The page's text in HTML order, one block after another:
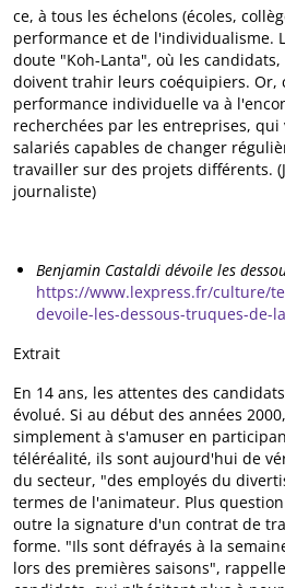
ce, à tous les échelons (écoles,
performance et de l'individualisme.
doute "Koh-Lanta", où les
doivent trahir leurs coéquipiers. Or,
performance individuelle va à
recherchées par les entreprises,
salariés capables de changer
travailler sur des projets différents.
journaliste)
Benjamin Castaldi dévoile les
https://www.lexpress.fr/culture/
devoile-les-dessous-truques-de-
Extrait
En 14 ans, les attentes des
évolué. Si au début des années
simplement à s'amuser en
téléréalité, ils sont aujourd'hui de
du secteur, "des employés du
termes de l'animateur. Plus
outre la signature d'un contrat de
forme. "Ils sont défrayés à la
lors des premières saisons",